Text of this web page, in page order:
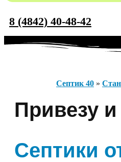
8 (4842) 40-48-42
Септик 40 »
Привезу
Септики